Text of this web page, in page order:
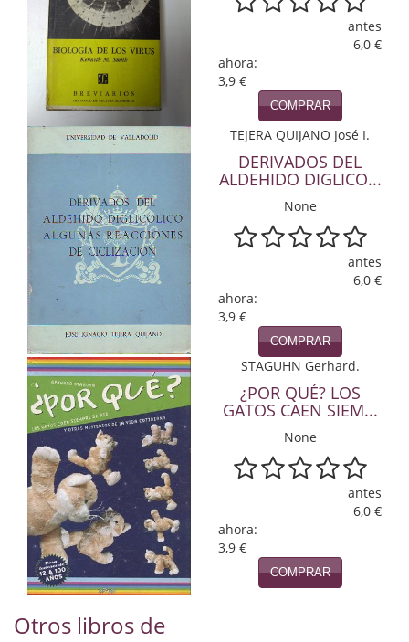
Infantil y juvenil. Nuevo!!!
Informática
Literatura fantástica
Literatura hispanoamericana
Mafia y espionaje
Matemáticas
Medicina
Música
Naturaleza
Novela Extranjera
Novela fantástica
Novela histórica
Novela negra
Novela romántica
antes
6,0 €
ahora:
3,9 €
COMPRAR
TEJERA QUIJANO José I.
DERIVADOS DEL
ALDEHIDO DIGLICO...
None
antes
6,0 €
ahora:
3,9 €
COMPRAR
STAGUHN Gerhard.
¿POR QUÉ? LOS
GATOS CAEN SIEM...
None
antes
6,0 €
ahora:
3,9 €
COMPRAR
Otros libros de